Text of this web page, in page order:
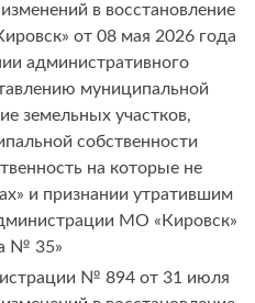
в восстановление
от 08 мая 2026 года
административного
муниципальной
земельных участков,
собственности
на которые не
и признании утратившим
МО «Кировск»
№ 35»
№ 894 от 31 июля